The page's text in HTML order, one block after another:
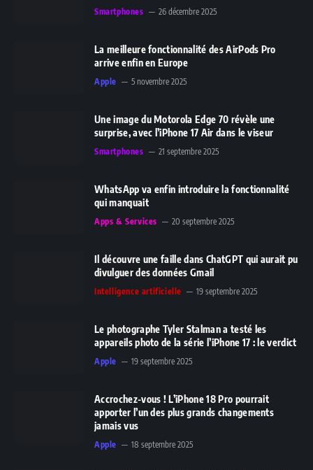
Smartphones 26 décembre 2025
La meilleure fonctionnalité des AirPods Pro
arrive enfin en Europe
Apple 5 novembre 2025
Une image du Motorola Edge 70 révèle une
surprise, avec l’iPhone 17 Air dans le viseur
Smartphones 21 septembre 2025
WhatsApp va enfin introduire la fonctionnalité
qui manquait
Apps & Services 20 septembre 2025
Il découvre une faille dans ChatGPT qui aurait pu
divulguer des données Gmail
Intelligence artificielle 19 septembre 2025
Le photographe Tyler Stalman a testé les
appareils photo de la série l’iPhone 17 : le verdict
Apple 19 septembre 2025
Accrochez-vous ! L’iPhone 18 Pro pourrait
apporter l’un des plus grands changements
jamais vus
Apple 18 septembre 2025